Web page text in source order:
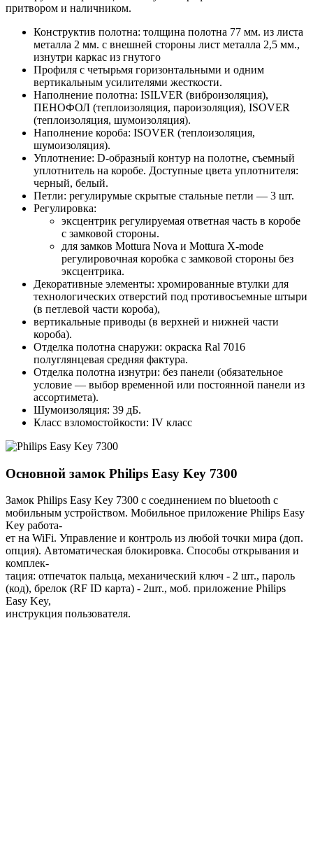
притвором и наличником.
Конструктив полотна: толщина полотна 77 мм. из листа
металла 2 мм. с внешней стороны лист металла 2,5 мм.,
изнутри каркас из гнутого
Профиля с четырьмя горизонтальными и одним
вертикальным усилителями жесткости.
Наполнение полотна: ISILVER (виброизоляция),
ПЕНОФОЛ (теплоизоляция, пароизоляция), ISOVER
(теплоизоляция, шумоизоляция).
Наполнение короба: ISOVER (теплоизоляция,
шумоизоляция).
Уплотнение: D-образный контур на полотне, съемный
уплотнитель на коробе. Доступные цвета уплотнителя:
черный, белый.
Петли: регулирумые скрытые стальные петли — 3 шт.
Регулировка:
эксцентрик регулируемая ответная часть в коробе
с замковой стороны.
для замков Mottura Nova и Mottura X-mode
регулировочная коробка с замковой стороны без
эксцентрика.
Декоративные элементы: хромированные втулки для
технологических отверстий под противосъемные штыри
(в петлевой части короба),
вертикальные приводы (в верхней и нижней части
короба).
Отделка полотна снаружи: окраска Ral 7016
полуглянцевая средняя фактура.
Отделка полотна изнутри: без панели (обязательное
условие — выбор временной или постоянной панели из
ассортимета).
Шумоизоляция: 39 дБ.
Класс взломостойкости: IV класс
Основной замок Philips Easy Key 7300
Замок Philips Easy Key 7300 с соединением по bluetooth с
мобильным устройством. Мобильное приложение Philips Easy
Key работа-
ет на WiFi. Управление и контроль из любой точки мира (доп.
опция). Автоматическая блокировка. Способы открывания и
комплек-
тация: отпечаток пальца, механический ключ - 2 шт., пароль
(код), брелок (RF ID карта) - 2шт., моб. приложение Philips
Easy Key,
инструкция пользователя.